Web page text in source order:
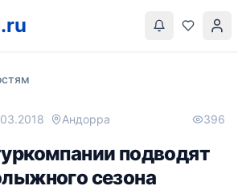
.ru
Андорра 396
подводят
сезона